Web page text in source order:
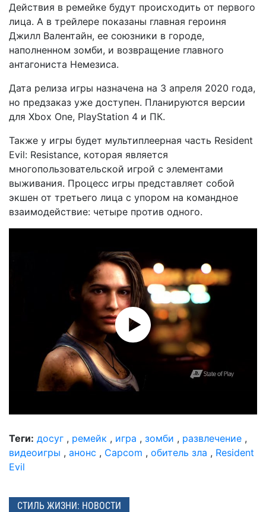
Действия в ремейке будут происходить от первого
лица. А в трейлере показаны главная героиня
Джилл Валентайн, ее союзники в городе,
наполненном зомби, и возвращение главного
антагониста Немезиса.
Дата релиза игры назначена на 3 апреля 2020 года,
но предзаказ уже доступен. Планируются версии
для Xbox One, PlayStation 4 и ПК.
Также у игры будет мультиплеерная часть Resident
Evil: Resistance, которая является
многопользовательской игрой с элементами
выживания. Процесс игры представляет собой
экшен от третьего лица с упором на командное
взаимодействие: четыре против одного.
Теги: досуг , ремейк , игра , зомби , развлечение ,
видеоигры , анонс , Capcom , обитель зла , Resident
Evil
СТИЛЬ ЖИЗНИ: НОВОСТИ